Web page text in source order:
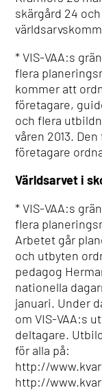
skärgård 24
* VIS-VAA:s
flera
kommer att
företagare,
och flera
våren 2013.
företagare
Världsarvet i
* VIS-VAA:s
flera
Arbetet går
och utbyten
pedagog
nationella
januari. Under
om VIS-VAA:s
deltagare.
för alla på:
http://
http://